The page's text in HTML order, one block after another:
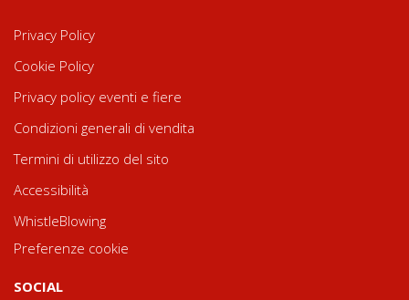
Privacy Policy
Cookie Policy
Privacy policy eventi e fiere
Condizioni generali di vendita
Termini di utilizzo del sito
Accessibilità
WhistleBlowing
Preferenze cookie
SOCIAL